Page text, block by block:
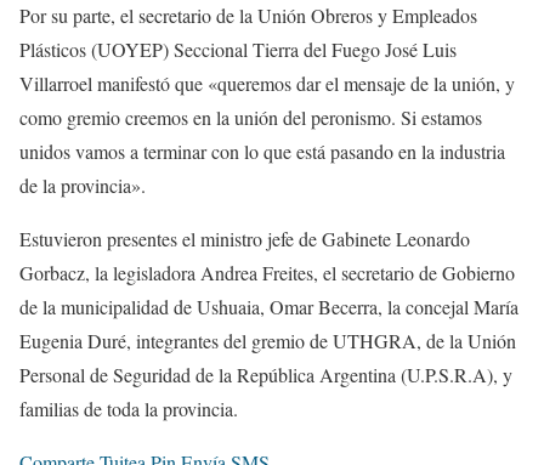
Por su parte, el secretario de la Unión Obreros y Empleados
Plásticos (UOYEP) Seccional Tierra del Fuego José Luis
Villarroel manifestó que «queremos dar el mensaje de la unión, y
como gremio creemos en la unión del peronismo. Si estamos
unidos vamos a terminar con lo que está pasando en la industria
de la provincia».
Estuvieron presentes el ministro jefe de Gabinete Leonardo
Gorbacz, la legisladora Andrea Freites, el secretario de Gobierno
de la municipalidad de Ushuaia, Omar Becerra, la concejal María
Eugenia Duré, integrantes del gremio de UTHGRA, de la Unión
Personal de Seguridad de la República Argentina (U.P.S.R.A), y
familias de toda la provincia.